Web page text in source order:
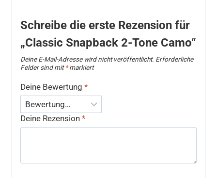
Schreibe die erste Rezension für
„Classic Snapback 2-Tone Camo“
Deine E-Mail-Adresse wird nicht veröffentlicht. Erforderliche
Felder sind mit*markiert
Deine Bewertung *
Deine Rezension *